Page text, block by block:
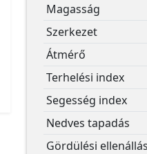
Magasság
Szerkezet
Átmérő
Terhelési index
Segesség index
Nedves tapadás
Gördülési ellenállás